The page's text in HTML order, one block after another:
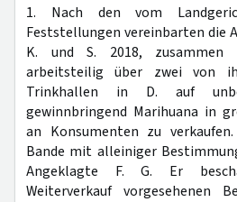
1. Nach den vom
Feststellungen vereinbarten die
K. und S. 2018, zusammen
arbeitsteilig über zwei von
Trinkhallen in D. auf
gewinnbringend Marihuana in
an Konsumenten zu
Bande mit alleiniger
Angeklagte F. G. Er
Weiterverkauf vorgesehenen